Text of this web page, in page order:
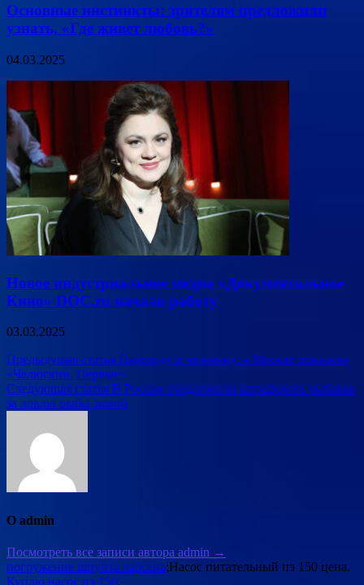
Основные инстинкты: зрителям предложили
узнать, «Где живет любовь?»
04.03.2025
Новое индустриальное медиа «Документальное
Кино» DOC.ru начало работу
03.03.2025
Навигация
по
записям
Предыдущая статья Пароходу и человеку: в Москве показали
«Челюскин. Первые»
Следующая статья В России предложили штрафовать рыбаков
за ловлю рыбы зимой
О admin
Посмотреть все записи автора admin →
погружение шпунта ларсена;Насос питательный пэ 150 цена.
Куплю насос пэ 150.